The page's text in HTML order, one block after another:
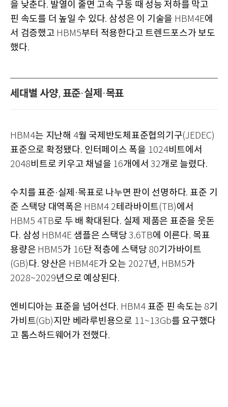
을 낮춘다. 발열이 줄면 고속 구동 때 성능 저하를 막고
핀 속도를 더 높일 수 있다. 삼성은 이 기술을 HBM4E에
서 검증했고 HBM5부터 적용한다고 트렌드포스가 보도
했다.
세대별 사양, 표준·실제 ·목표
HBM4는 지난해 4월 국제반도체표준협의기구(JEDEC)
표준으로 확정됐다. 인터페이스 폭을 1024비트에서
2048비트로 키우고 채널을 16개에서 32개로 늘렸다.
수치를 표준·실제 ·목표로 나누면 판이 선명하다. 표준 기
준 스택당 대역폭은 HBM4 2테라바이트(TB)에서
HBM5 4TB로 두 배 확대된다. 실제 제품은 표준을 웃돈
다. 삼성 HBM4E 샘플은 스택당 3.6TB에 이른다. 목표
용량은 HBM5가 16단 적층에 스택당 80기가바이트
(GB)다. 양산은 HBM4E가 오는 2027년, HBM5가
2028~2029년으로 예상된다.
엔비디아는 표준을 넘어선다. HBM4 표준 핀 속도는 8기
가비트(Gb)지만 베라루빈용으로 11~13Gb를 요구했다
고 톰스하드웨어가 전했다.